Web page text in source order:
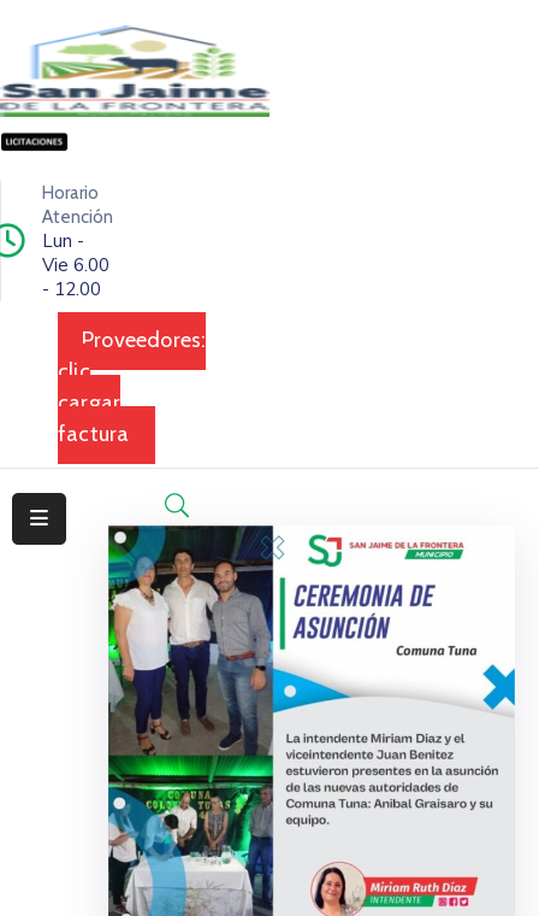
Horario
Atención
Lun -
Vie 6.00
- 12.00
Proveedores:
clic
cargar
factura
Inicio
Ejecutivo
Legislativo
Transparencia
Contacto